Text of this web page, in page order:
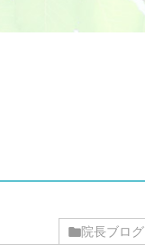
院長ブログ